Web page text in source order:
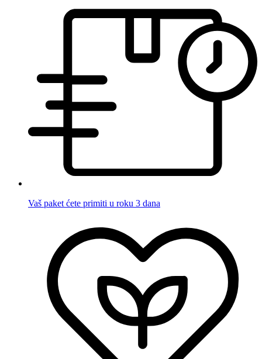
Vaš paket ćete primiti u roku 3 dana